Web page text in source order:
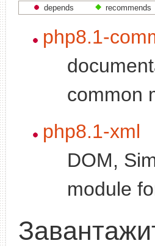
depends recommends
php8.1-
common
php8.1-xml
DOM,
module